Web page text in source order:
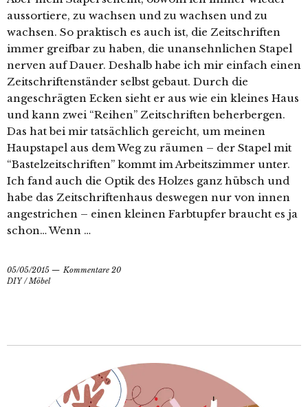
aussortiere, zu wachsen und zu wachsen und zu
wachsen. So praktisch es auch ist, die Zeitschriften
immer greifbar zu haben, die unansehnlichen Stapel
nerven auf Dauer. Deshalb habe ich mir einfach einen
Zeitschriftenständer selbst gebaut. Durch die
angeschrägten Ecken sieht er aus wie ein kleines Haus
und kann zwei “Reihen” Zeitschriften beherbergen.
Das hat bei mir tatsächlich gereicht, um meinen
Haupstapel aus dem Weg zu räumen – der Stapel mit
“Bastelzeitschriften” kommt im Arbeitszimmer unter.
Ich fand auch die Optik des Holzes ganz hübsch und
habe das Zeitschriftenhaus deswegen nur von innen
angestrichen – einen kleinen Farbtupfer braucht es ja
schon… Wenn …
05/05/2015
Kommentare 20
DIY/Möbel